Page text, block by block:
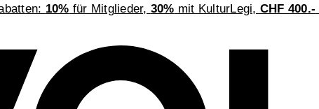
10% für Mitglieder, 30% mit KulturLegi, CHF 400.-